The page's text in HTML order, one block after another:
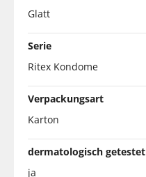
Glatt
Serie
Ritex Kondome
Verpackungsart
Karton
dermatologisch getestet
ja